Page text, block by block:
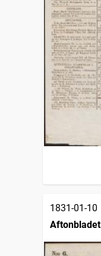
1831-01-10
Aftonbladet